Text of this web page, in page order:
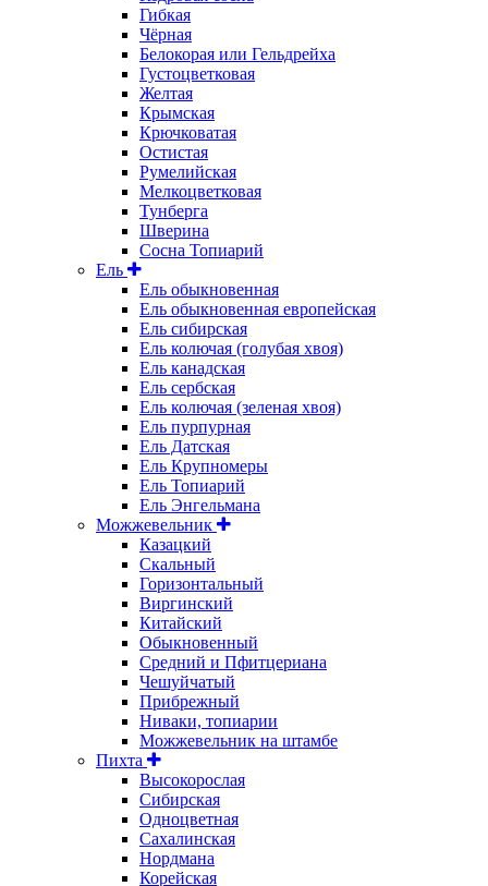
Гибкая
Чёрная
Белокорая или Гельдрейха
Густоцветковая
Желтая
Крымская
Крючковатая
Остистая
Румелийская
Мелкоцветковая
Тунберга
Шверина
Сосна Топиарий
Ель
Ель обыкновенная
Ель обыкновенная европейская
Ель сибирская
Ель колючая (голубая хвоя)
Ель канадская
Ель сербская
Ель колючая (зеленая хвоя)
Ель пурпурная
Ель Датская
Ель Крупномеры
Ель Топиарий
Ель Энгельмана
Можжевельник
Казацкий
Скальный
Горизонтальный
Виргинский
Китайский
Обыкновенный
Средний и Пфитцериана
Чешуйчатый
Прибрежный
Ниваки, топиарии
Можжевельник на штамбе
Пихта
Высокорослая
Сибирская
Одноцветная
Сахалинская
Нордмана
Корейская